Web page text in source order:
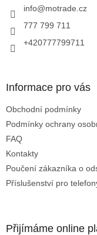
info@motrade.cz
777 799 711
+420777799711
Informace pro vás
Obchodní podmínky
Podmínky ochrany
FAQ
Kontakty
Poučení zákazníka o
Příslušenství pro
Přijímáme online